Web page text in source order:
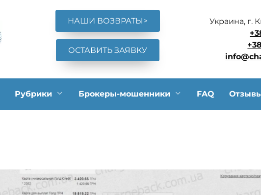
НАШИ ВОЗВРАТЫ>
ОСТАВИТЬ ЗАЯВКУ
Украина, г.
Рубрики Брокеры-мошенники FAQ